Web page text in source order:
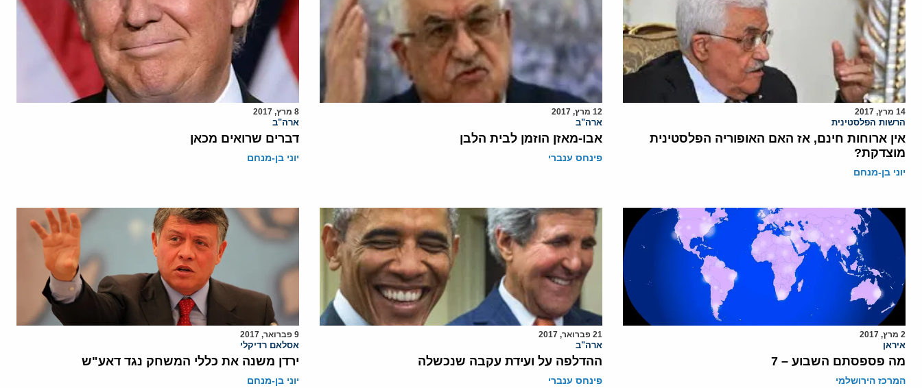
14 מרץ, 2017
הרשות הפלסטינית
אין ארוחות חינם, אז האם האופוריה הפלסטינית
מוצדקת?
יוני בן-מנחם
12 מרץ, 2017
ארה"ב
אבו-מאזן הוזמן לבית הלבן
פינחס ענברי
8 מרץ, 2017
ארה"ב
דברים שרואים מכאן
יוני בן-מנחם
2 מרץ, 2017
איראן
מה פספסתם השבוע – 7
המרכז הירושלמי
21 פברואר, 2017
ארה"ב
ההדלפה על ועידת עקבה שנכשלה
פינחס ענברי
9 פברואר, 2017
אסלאם רדיקלי
ירדן משנה את כללי המשחק נגד דאע"ש
יוני בן-מנחם